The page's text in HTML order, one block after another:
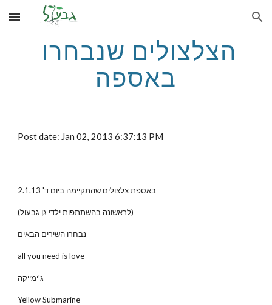
Skip to main content Skip to navigation
באספה
Post date: Jan 02, 2013 6:37:13 PM
באספת צלצולים שהתקיימה ביום ד' 2.1.13
(לראשונה בהשתתפות ילדי גן גבעול)
נבחרו השירים הבאים
all you need is love
ג'ימייקה
Yellow Submarine